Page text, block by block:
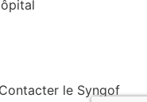
Contacter le Syngof